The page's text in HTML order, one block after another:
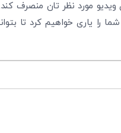
مورد نظر تان منصرف کند.
شما را یاری خواهیم کرد تا